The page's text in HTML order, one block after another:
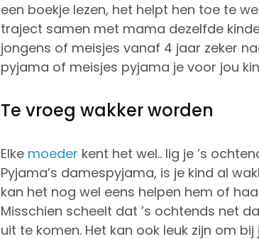
een boekje lezen, het helpt hen toe te
traject samen met mama dezelfde
jongens of meisjes vanaf 4 jaar zeker
pyjama of meisjes pyjama je voor jou
Te vroeg wakker worden
Elke moeder kent het wel.. lig je ’s
Pyjama’s damespyjama, is je kind al
kan het nog wel eens helpen hem of
Misschien scheelt dat ’s ochtends net
uit te komen. Het kan ook leuk zijn om